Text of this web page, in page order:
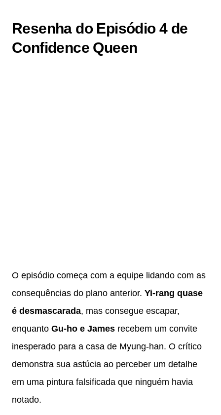
Resenha do Episódio 4 de
Confidence Queen
O episódio começa com a equipe lidando com as
consequências do plano anterior. Yi-rang quase
é desmascarada, mas consegue escapar,
enquanto Gu-ho e James recebem um convite
inesperado para a casa de Myung-han. O crítico
demonstra sua astúcia ao perceber um detalhe
em uma pintura falsificada que ninguém havia
notado.